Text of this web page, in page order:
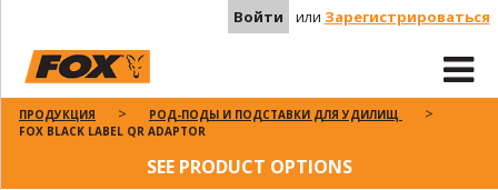
Войти или Зарегистрироваться
ПРОДУКЦИЯ
РОД-ПОДЫ И ПОДСТАВКИ ДЛЯ УДИЛИЩ
FOX BLACK LABEL QR ADAPTOR
SEE PRODUCT OPTIONS